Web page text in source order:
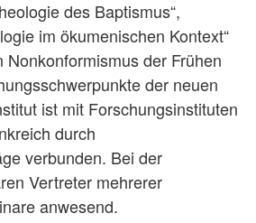
des Baptismus“,
im ökumenischen Kontext“
Nonkonformismus der Frühen
der neuen
ist mit Forschungsinstituten
durch
verbunden. Bei der
Vertreter mehrerer
anwesend.